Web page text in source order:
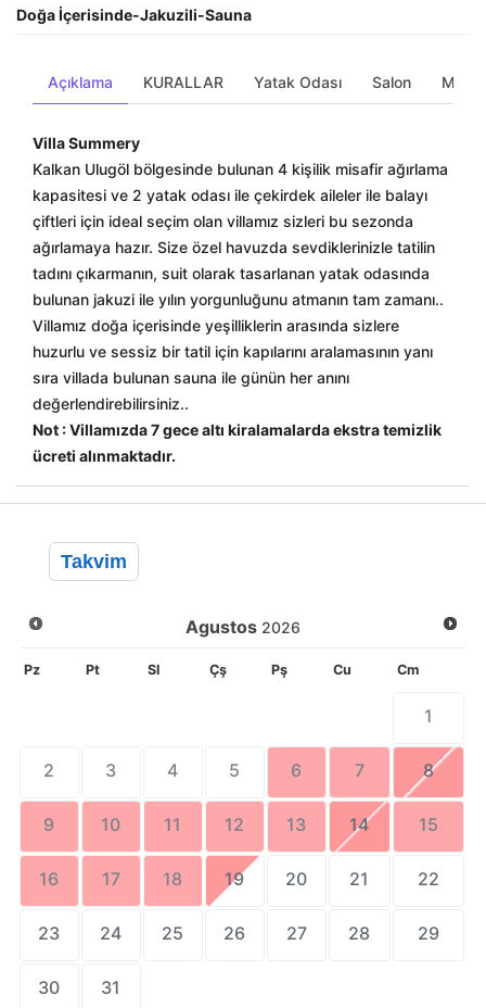
Doğa İçerisinde-Jakuzili-Sauna
Açıklama KURALLAR Yatak Odası Salon
Villa Summery
Kalkan Ulugöl bölgesinde bulunan 4 kişilik misafir ağırlama
kapasitesi ve 2 yatak odası ile çekirdek aileler ile balayı
çiftleri için ideal seçim olan villamız sizleri bu sezonda
ağırlamaya hazır. Size özel havuzda sevdiklerinizle tatilin
tadını çıkarmanın, suit olarak tasarlanan yatak odasında
bulunan jakuzi ile yılın yorgunluğunu atmanın tam zamanı..
Villamız doğa içerisinde yeşilliklerin arasında sizlere
huzurlu ve sessiz bir tatil için kapılarını aralamasının yanı
sıra villada bulunan sauna ile günün her anını
değerlendirebilirsiniz..
Not : Villamızda 7 gece altı kiralamalarda ekstra temizlik
ücreti alınmaktadır.
Takvim
Agustos 2026
Pz Pt Sl Çş Pş Cu Cm
1
2 3 4 5 6 7 8
9 10 11 12 13 14 15
16 17 18 19 20 21 22
23 24 25 26 27 28 29
30 31